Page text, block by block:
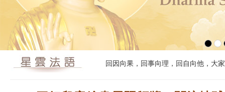
回因向果，回事向理，回自向他，大